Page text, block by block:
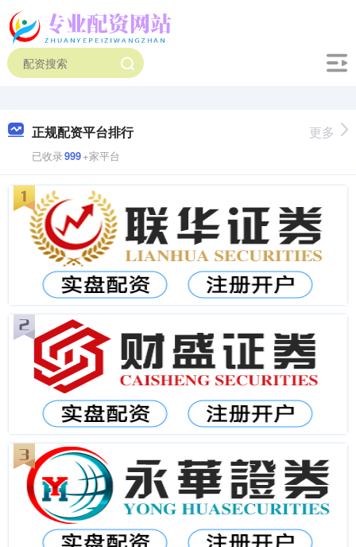
正规配资平台排行
已收录999+家平台
更多